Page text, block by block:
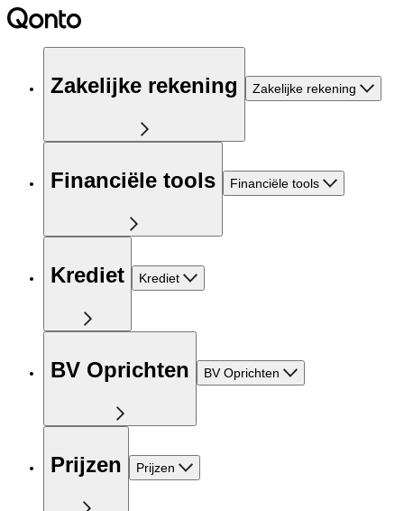
Zakelijke rekening Zakelijke rekening
Financiële tools Financiële tools
Krediet Krediet
BV Oprichten BV Oprichten
Prijzen Prijzen